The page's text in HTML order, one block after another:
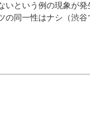
いという例の現象が
の同一性はナシ（渋